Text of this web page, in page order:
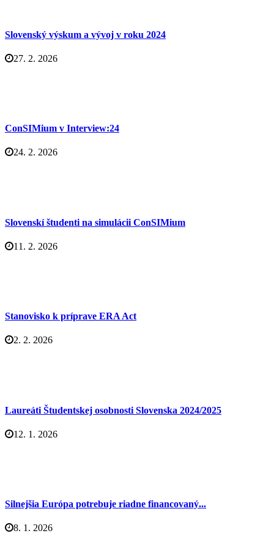
Slovenský výskum a vývoj v roku 2024
27. 2. 2026
ConSIMium v Interview:24
24. 2. 2026
Slovenskí študenti na simulácii ConSIMium
11. 2. 2026
Stanovisko k príprave ERA Act
2. 2. 2026
Laureáti Študentskej osobnosti Slovenska 2024/2025
12. 1. 2026
Silnejšia Európa potrebuje riadne financovaný...
8. 1. 2026